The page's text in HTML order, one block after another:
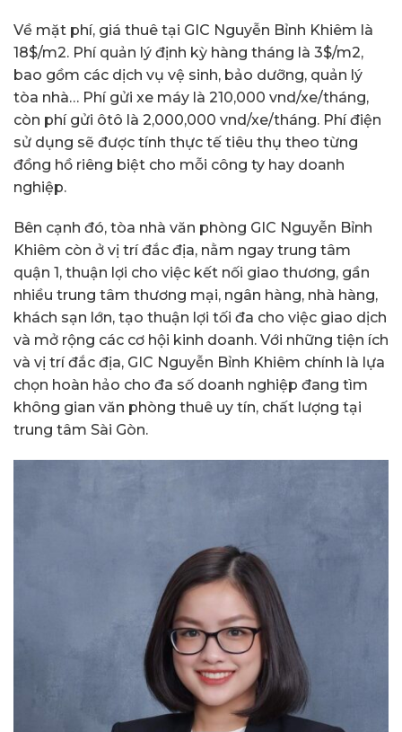
Về mặt phí, giá thuê tại GIC Nguyễn Bỉnh Khiêm là
18$/m2. Phí quản lý định kỳ hàng tháng là 3$/m2,
bao gồm các dịch vụ vệ sinh, bảo dưỡng, quản lý
tòa nhà… Phí gửi xe máy là 210,000 vnd/xe/tháng,
còn phí gửi ôtô là 2,000,000 vnd/xe/tháng. Phí điện
sử dụng sẽ được tính thực tế tiêu thụ theo từng
đồng hồ riêng biệt cho mỗi công ty hay doanh
nghiệp.
Bên cạnh đó, tòa nhà văn phòng GIC Nguyễn Bỉnh
Khiêm còn ở vị trí đắc địa, nằm ngay trung tâm
quận 1, thuận lợi cho việc kết nối giao thương, gần
nhiều trung tâm thương mại, ngân hàng, nhà hàng,
khách sạn lớn, tạo thuận lợi tối đa cho việc giao dịch
và mở rộng các cơ hội kinh doanh. Với những tiện ích
và vị trí đắc địa, GIC Nguyễn Bỉnh Khiêm chính là lựa
chọn hoàn hảo cho đa số doanh nghiệp đang tìm
không gian văn phòng thuê uy tín, chất lượng tại
trung tâm Sài Gòn.